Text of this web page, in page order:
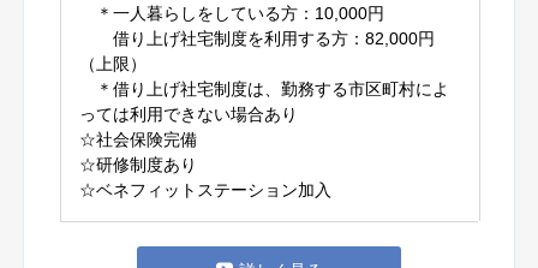
＊一人暮らしをしている方：10,000円
借り上げ社宅制度を利用する方：82,000円
（上限）
＊借り上げ社宅制度は、勤務する市区町村によ
っては利用できない場合あり
☆社会保険完備
☆研修制度あり
☆ベネフィットステーション加入